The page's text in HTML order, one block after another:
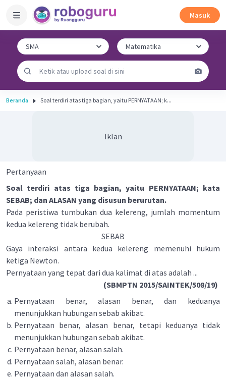
Masuk
Beranda Soal terdiri atas tiga bagian, yaitu PERNYATAAN; k...
Iklan
Pertanyaan
Soal terdiri atas tiga bagian, yaitu PERNYATAAN; kata
SEBAB; dan ALASAN yang disusun berurutan.
Pada peristiwa tumbukan dua kelereng, jumlah momentum
kedua kelereng tidak berubah.
SEBAB
Gaya interaksi antara kedua kelereng memenuhi hukum
ketiga Newton.
Pernyataan yang tepat dari dua kalimat di atas adalah ...
(SBMPTN 2015/SAINTEK/508/19)
Pernyataan benar, alasan benar, dan keduanya
menunjukkan hubungan sebab akibat.
Pernyataan benar, alasan benar, tetapi keduanya tidak
menunjukkan hubungan sebab akibat.
Pernyataan benar, alasan salah.
Pernyataan salah, alasan benar.
Pernyataan dan alasan salah.